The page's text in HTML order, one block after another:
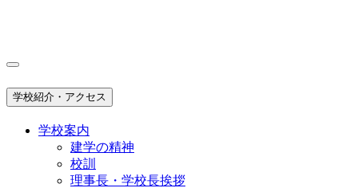
学校紹介・アクセス
学校案内
建学の精神
校訓
理事長・学校長挨拶